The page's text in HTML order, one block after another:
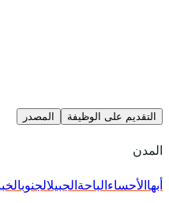
التقديم على الوظيفة المصدر
المدن
أبها الأحساء الباحة الجبيلالجنوب